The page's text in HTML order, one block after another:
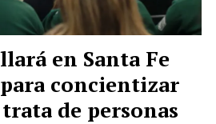
en Santa Fe
concientizar
de personas